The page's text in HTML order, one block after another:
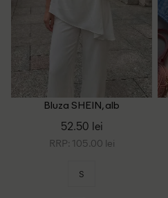
Bluza SHEIN, alb
52.50 lei
RRP: 105.00 lei
S